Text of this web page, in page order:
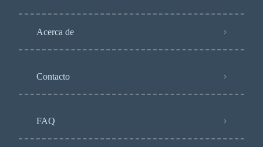
Acerca de
Contacto
FAQ